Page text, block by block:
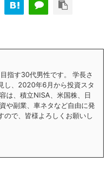
指す30代男性です。 学長さ
し、2020年6月から投資スタ
は、積立NISA、米国株、日
や副業、車ネタなど自由に発
ので、皆様よろしくお願いし